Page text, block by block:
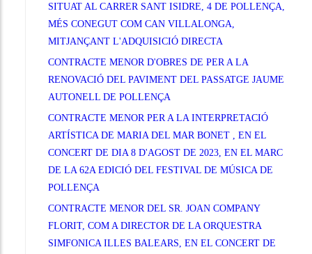
SITUAT AL CARRER SANT ISIDRE, 4 DE POLLENÇA,
MÉS CONEGUT COM CAN VILLALONGA,
MITJANÇANT L'ADQUISICIÓ DIRECTA
CONTRACTE MENOR D'OBRES DE PER A LA
RENOVACIÓ DEL PAVIMENT DEL PASSATGE JAUME
AUTONELL DE POLLENÇA
CONTRACTE MENOR PER A LA INTERPRETACIÓ
ARTÍSTICA DE MARIA DEL MAR BONET , EN EL
CONCERT DE DIA 8 D'AGOST DE 2023, EN EL MARC
DE LA 62A EDICIÓ DEL FESTIVAL DE MÚSICA DE
POLLENÇA
CONTRACTE MENOR DEL SR. JOAN COMPANY
FLORIT, COM A DIRECTOR DE LA ORQUESTRA
SIMFONICA ILLES BALEARS, EN EL CONCERT DE